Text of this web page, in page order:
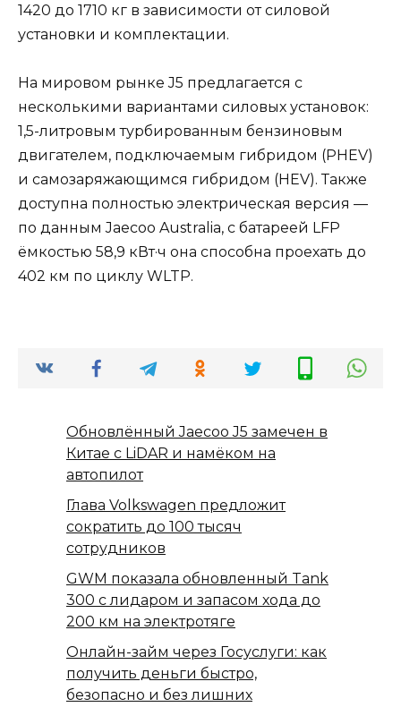
1420 до 1710 кг в зависимости от силовой
установки и комплектации.
На мировом рынке J5 предлагается с
несколькими вариантами силовых установок:
1,5-литровым турбированным бензиновым
двигателем, подключаемым гибридом (PHEV)
и самозаряжающимся гибридом (HEV). Также
доступна полностью электрическая версия —
по данным Jaecoo Australia, с батареей LFP
ёмкостью 58,9 кВт·ч она способна проехать до
402 км по циклу WLTP.
Обновлённый Jaecoo J5 замечен в
Китае с LiDAR и намёком на
автопилот
Глава Volkswagen предложит
сократить до 100 тысяч
сотрудников
GWM показала обновленный Tank
300 с лидаром и запасом хода до
200 км на электротяге
Онлайн-займ через Госуслуги: как
получить деньги быстро,
безопасно и без лишних